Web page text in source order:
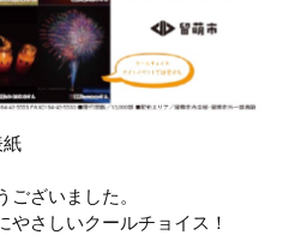
ございました。
やさしいクールチョイス！